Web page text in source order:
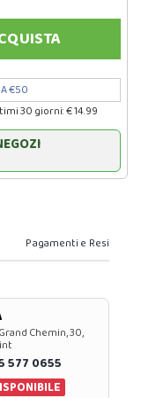
€50
30 giorni: € 14.99
Pagamenti e Resi
Chemin, 30,
577 0655